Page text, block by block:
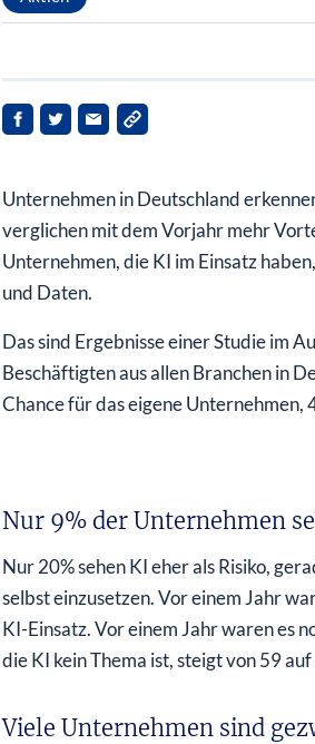
Unternehmen in Deutschland
verglichen mit dem Vorjahr mehr
Unternehmen, die KI im Einsatz
und Daten.
Das sind Ergebnisse einer Studie im
Beschäftigten aus allen Branchen in
Chance für das eigene Unternehmen,
Nur 9% der Unternehmen
Nur 20% sehen KI eher als Risiko,
selbst einzusetzen. Vor einem Jahr
KI-Einsatz. Vor einem Jahr waren es
die KI kein Thema ist, steigt von 59 auf
Viele Unternehmen sind